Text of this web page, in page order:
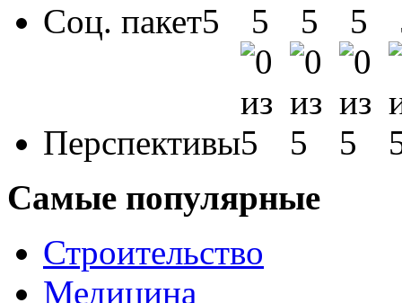
Соц. пакет
Перспективы
Самые популярные
Строительство
Медицина